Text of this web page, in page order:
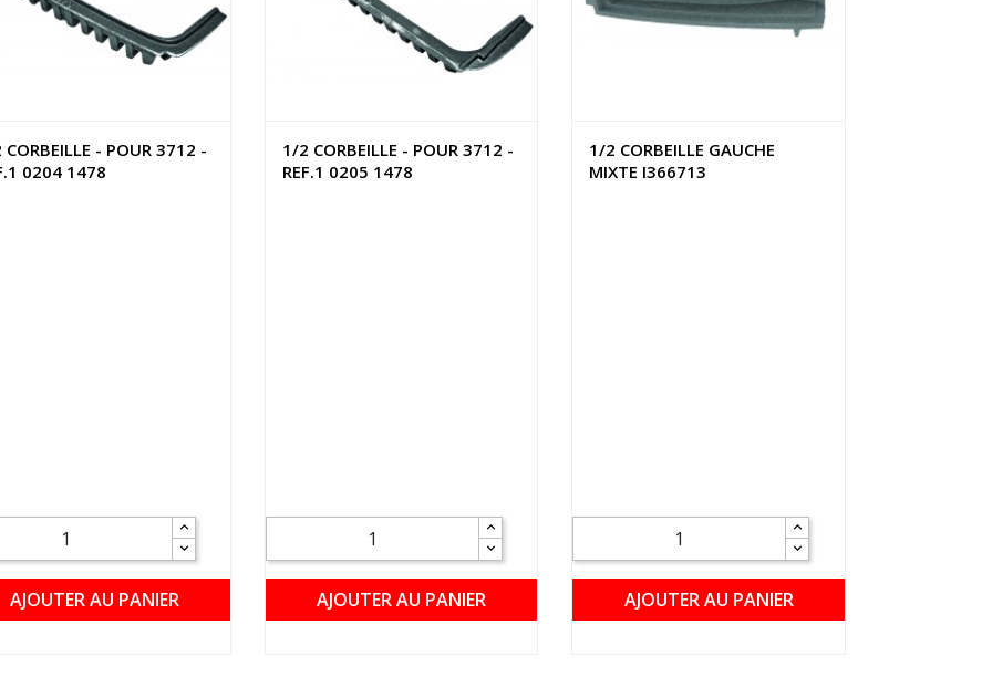
- POUR 3712 -
0204 1478
AJOUTER AU PANIER
1/2 CORBEILLE - POUR 3712 -
REF.1 0205 1478
AJOUTER AU PANIER
1/2 CORBEILLE GAUCHE
MIXTE I366713
AJOUTER AU PANIER